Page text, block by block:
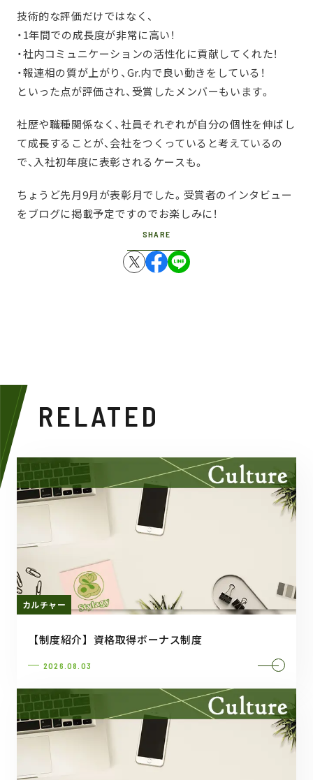
技術的な評価だけではなく、
・1年間での成長度が非常に高い！
・社内コミュニケーションの活性化に貢献してくれた！
・報連相の質が上がり、Gr.内で良い動きをしている！
といった点が評価され、受賞したメンバーもいます。
社歴や職種関係なく、社員それぞれが自分の個性を伸ばし
て成長することが、会社をつくっていると考えているの
で、入社初年度に表彰されるケースも。
ちょうど先月9月が表彰月でした。受賞者のインタビュー
をブログに掲載予定ですのでお楽しみに！
SHARE
RELATED
カルチャー
【制度紹介】資格取得ボーナス制度
2026.08.03